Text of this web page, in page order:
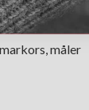
måler